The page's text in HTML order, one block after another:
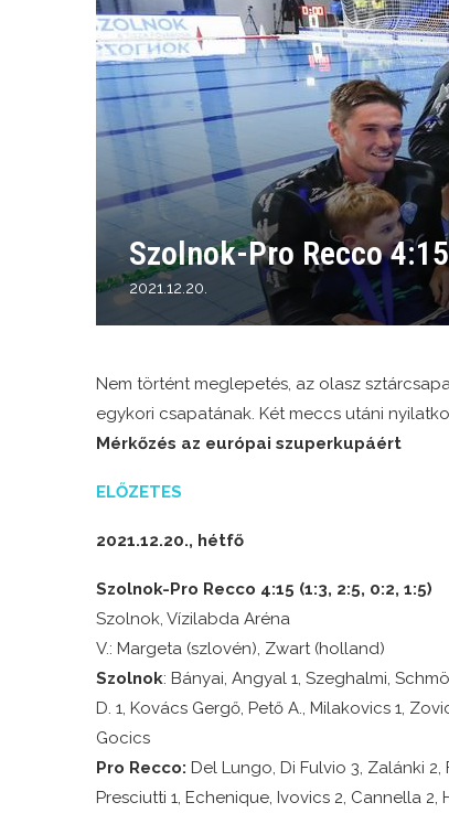
Szolnok-Pro Recco
2021.12.20.
Nem történt meglepetés, az olasz
egykori csapatának. Két meccs utáni
Mérkőzés az európai szuperkupáért
ELŐZETES
2021.12.20., hétfő
Szolnok-Pro Recco 4:15 (1:3, 2:5, 0:2, 1:5)
Szolnok, Vízilabda Aréna
V.: Margeta (szlovén), Zwart (holland)
Szolnok: Bányai, Angyal 1, Szeghalmi,
D. 1, Kovács Gergő, Pető A., Milakovics 1,
Gocics
Pro Recco: Del Lungo, Di Fulvio 3, Zalánki 2,
Presciutti 1, Echenique, Ivovics 2, Cannella 2,